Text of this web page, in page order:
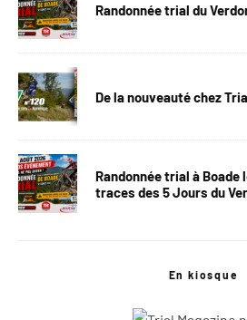
Randonnée trial du
De la nouveauté chez
Randonnée trial à Boade
traces des 5 Jours du
En kiosque